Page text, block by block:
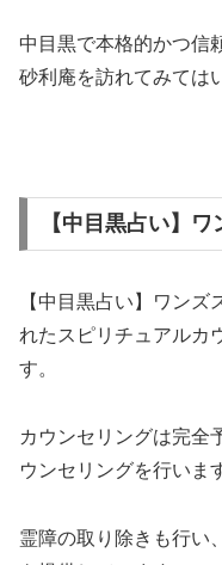
中目黒で本格的かつ信
砂利庵を訪れてみては
【中目黒占い】
【中目黒占い】ワン
れたスピリチュアルカ
す。
カウンセリングは完全
ウンセリングを行いま
霊障の取り除きも行い